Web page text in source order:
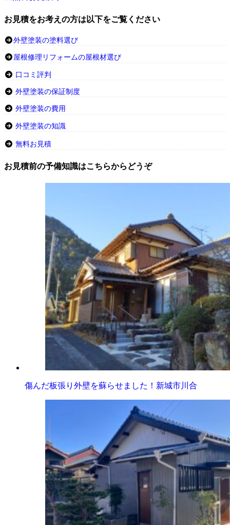
お見積をお考えの方は以下をご覧ください
外壁塗装の塗料選び
屋根修理リフォームの屋根材選び
口コミ評判
外壁塗装の保証制度
外壁塗装の費用
外壁塗装の知識
無料お見積
お見積前の予備知識はこちらからどうぞ
傷んだ板張り外壁を蘇らせました！新城市川合